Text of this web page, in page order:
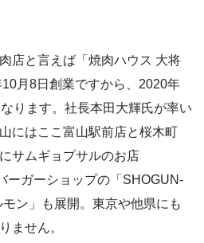
店と言えば「焼肉ハウス 大将
月8日創業ですから、2020年
ります。社長本田大輝氏が率い
にはここ富山駅前店と桜木町
サムギョプサルのお店
ーガーショップの「SHOGUN-
ン」も展開。東京や他県にも
ません。